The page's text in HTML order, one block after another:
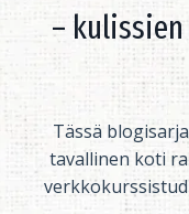
–
Tässä
tavallinen koti